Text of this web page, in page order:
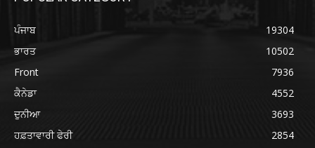
ਪੰਜਾਬ
19304
ਭਾਰਤ
10502
Front
7936
ਕੈਨੇਡਾ
4552
ਦੁਨੀਆ
3693
ਹਫ਼ਤਾਵਾਰੀ ਫੇਰੀ
2854